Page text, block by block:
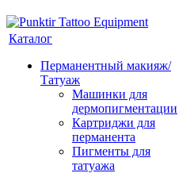
Каталог
Перманентный макияж/
Татуаж
Машинки для
дермопигментации
Картриджи для
перманента
Пигменты для
татуажа